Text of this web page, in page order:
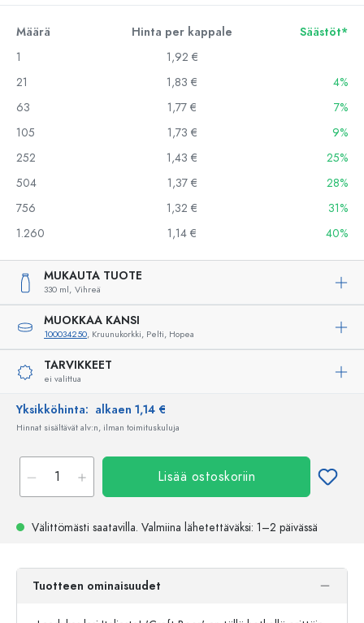
Määrä Hinta per kappale
Säästöt*
1
1,92 €
21
1,83 €
4%
63
1,77 €
7%
105
1,73 €
9%
252
1,43 €
25%
504
1,37 €
28%
756
1,32 €
31%
1.260
1,14 € 40%
MUKAUTA TUOTE
330 ml, Vihreä
MUOKKAA KANSI
100034250, Kruunukorkki, Pelti, Hopea
TARVIKKEET
ei valittua
Yksikköhinta: alkaen 1,14 €
Hinnat sisältävät alv:n, ilman toimituskuluja
Lisää ostoskoriin
Välittömästi saatavilla. Valmiina lähetettäväksi: 1–2 päivässä
Tuotteen ominaisuudet